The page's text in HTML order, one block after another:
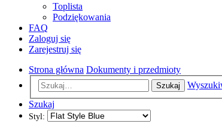
Toplista
Podziękowania
FAQ
Zaloguj się
Zarejestruj się
Strona główna Dokumenty i przedmioty
Szukaj
Szukaj
Styl: